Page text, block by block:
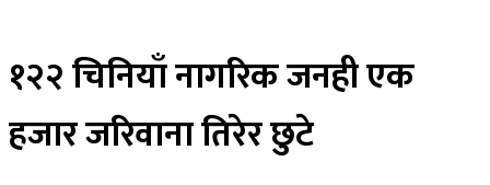
१२२ चिनियाँ नागरिक जनही एक
हजार जरिवाना तिरेर छुटे